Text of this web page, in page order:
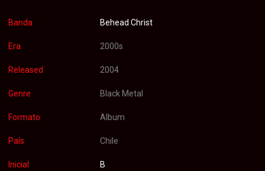
Banda Behead Christ
Era 2000s
Released 2004
Genre Black Metal
Formato Album
País Chile
Inicial B